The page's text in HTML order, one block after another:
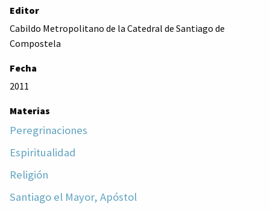
Editor
Cabildo Metropolitano de la Catedral de Santiago de
Compostela
Fecha
2011
Materias
Peregrinaciones
Espiritualidad
Religión
Santiago el Mayor, Apóstol